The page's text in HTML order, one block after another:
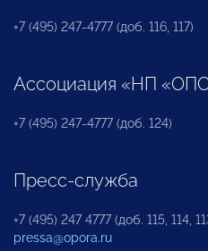
+7 (495) 247-4777 (доб. 116, 117)
Ассоциация «НП
+7 (495) 247-4777 (доб. 124)
Пресс-служба
+7 (495) 247 4777 (доб. 115, 114,
pressa@opora.ru